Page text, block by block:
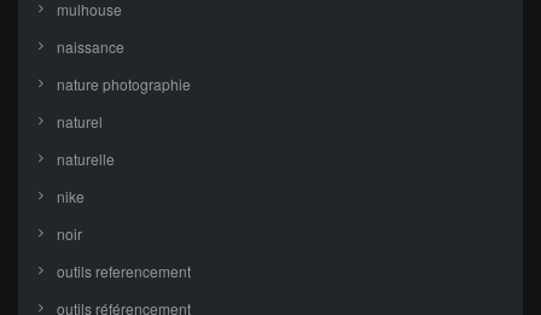
mulhouse
naissance
nature photographie
naturel
naturelle
nike
noir
outils referencement
outils référencement